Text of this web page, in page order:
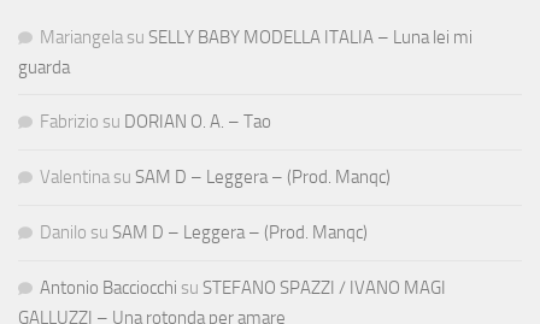
Mariangela su SELLY BABY MODELLA ITALIA – Luna lei mi
guarda
Fabrizio su DORIAN O. A. – Tao
Valentina su SAM D – Leggera – (Prod. Manqc)
Danilo su SAM D – Leggera – (Prod. Manqc)
Antonio Bacciocchi su STEFANO SPAZZI / IVANO MAGI
GALLUZZI – Una rotonda per amare